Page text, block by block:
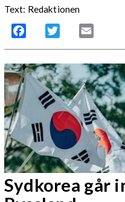
Text: Redaktionen
Facebook Twitter
Sydkorea går